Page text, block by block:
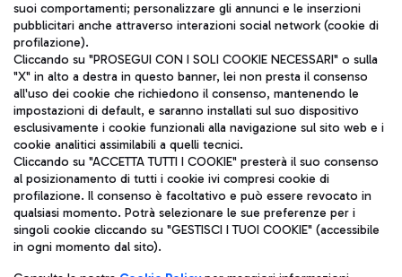
Aeroporti di Roma S.p.A. - Società soggetta a direzione e
coordinamento di Mundys S.p.A.
Codice fiscale e Registro delle Imprese di Roma 13032990155 P.
IVA 06572251004
Capitale sociale 62.224.743,00 int. vers.
Sede legale: Via Pier Paolo Racchetti 1 - 00054 Fiumicino (RM)
telefono +39 06 65951
Privacy policy
Note legali
suoi comportamenti; personalizzare gli annunci e le inserzioni
pubblicitari anche attraverso interazioni social network (cookie di
profilazione).
Cliccando su "PROSEGUI CON I SOLI COOKIE NECESSARI" o sulla
"X" in alto a destra in questo banner, lei non presta il consenso
all'uso dei cookie che richiedono il consenso, mantenendo le
impostazioni di default, e saranno installati sul suo dispositivo
esclusivamente i cookie funzionali alla navigazione sul sito web e i
cookie analitici assimilabili a quelli tecnici.
Cliccando su "ACCETTA TUTTI I COOKIE" presterà il suo consenso
al posizionamento di tutti i cookie ivi compresi cookie di
profilazione. Il consenso è facoltativo e può essere revocato in
qualsiasi momento. Potrà selezionare le sue preferenze per i
singoli cookie cliccando su "GESTISCI I TUOI COOKIE" (accessibile
in ogni momento dal sito).